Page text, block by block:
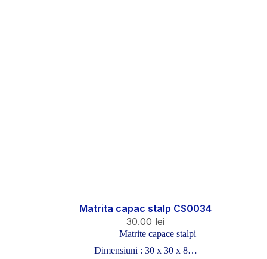
Matrita capac stalp CS0034
30.00 lei
Matrite capace stalpi
Dimensiuni : 30 x 30 x 8…